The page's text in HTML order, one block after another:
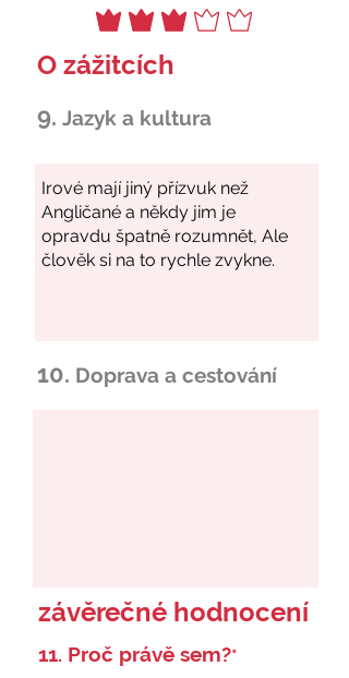
O zážitcích
9. Jazyk a kultura
10. Doprava a cestování
závěrečné hodnocení
11. Proč právě sem?*